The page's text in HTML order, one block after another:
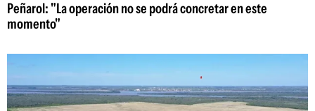
Peñarol: "La operación no se podrá concretar en este
momento"